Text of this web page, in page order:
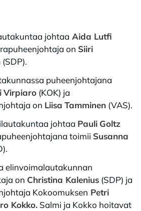
johtaa Aida Lutfi
on Siiri
(SDP).
puheenjohtajana
Virpiaro (KOK) ja
on Liisa Tamminen (VAS).
johtaa Pauli Goltz
toimii Susanna
elinvoimalautakunnan
on Christina Kalenius (SDP) ja
Kokoomuksen Petri
Kokko. Salmi ja Kokko hoitavat